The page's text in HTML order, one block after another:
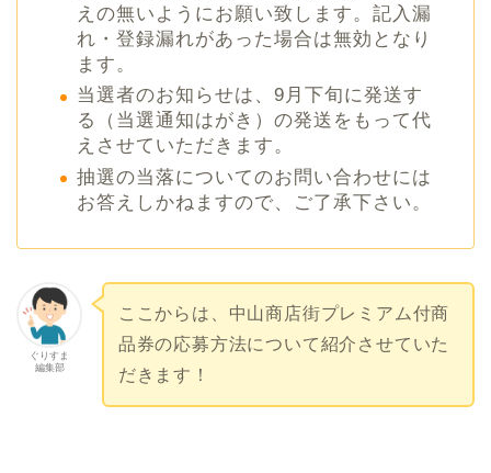
えの無いようにお願い致します。記入漏
れ・登録漏れがあった場合は無効となり
ます。
当選者のお知らせは、9月下旬に発送す
る（当選通知はがき）の発送をもって代
えさせていただきます。
抽選の当落についてのお問い合わせには
お答えしかねますので、ご了承下さい。
ぐりすま
編集部
ここからは、中山商店街プレミアム付商
品券の応募方法について紹介させていた
だきます！